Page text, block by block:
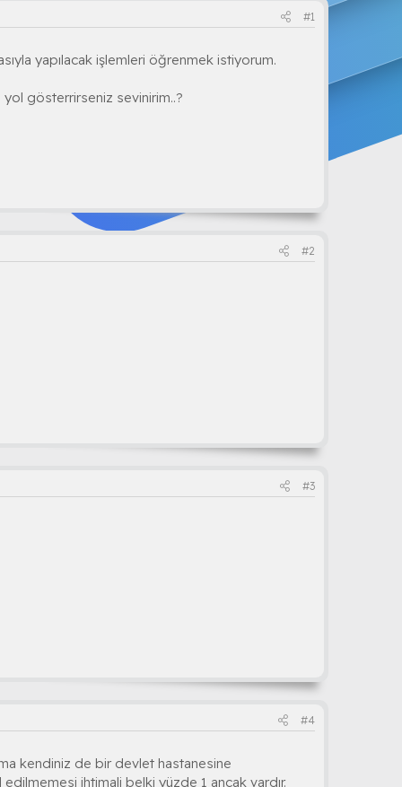
#1
yapılacak işlemleri öğrenmek istiyorum.
yol gösterrirseniz sevinirim..?
#2
#3
#4
kendiniz de bir devlet hastanesine
ihtimali belki yüzde 1 ancak vardır.